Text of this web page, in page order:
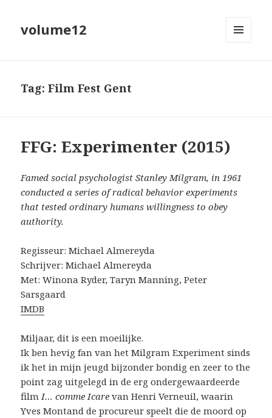
volume12
Tag:Film Fest Gent
FFG: Experimenter (2015)
Famed social psychologist Stanley Milgram, in 1961
conducted a series of radical behavior experiments
that tested ordinary humans willingness to obey
authority.
Regisseur: Michael Almereyda
Schrijver: Michael Almereyda
Met: Winona Ryder, Taryn Manning, Peter
Sarsgaard
IMDB
Miljaar, dit is een moeilijke.
Ik ben hevig fan van het Milgram Experiment sinds
ik het in mijn jeugd bijzonder bondig en zeer to the
point zag uitgelegd in de erg ondergewaardeerde
filmI… comme Icare van Henri Verneuil, waarin
Yves Montand de procureur speelt die de moord op